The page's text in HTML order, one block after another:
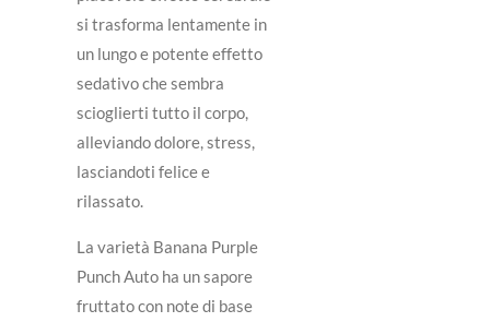
si trasforma lentamente in
un lungo e potente effetto
sedativo che sembra
scioglierti tutto il corpo,
alleviando dolore, stress,
lasciandoti felice e
rilassato.
La varietà Banana Purple
Punch Auto ha un sapore
fruttato con note di base